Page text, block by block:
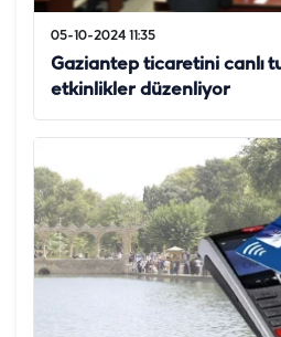
05-10-2024 11:35
Gaziantep ticaretini canlı
etkinlikler düzenliyor